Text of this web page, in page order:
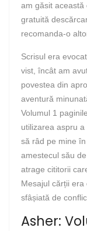
am găsit această
gratuită
recomanda-o
Scrisul era
vist, încât am
povestea din
aventură
Volumul 1
utilizarea aspru
să râd pe mine
amestecul său
atrage cititorii
Mesajul cărții
sfâșiată de
Asher: